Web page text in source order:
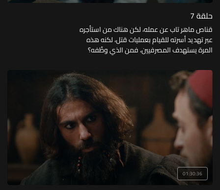
حلقة 7
قناص ماهر تاب عن عمله، لكن هناك من استأجره
عبر تهديد أسرته للقيام بعمليات قتل، لكنه هذه
المرة يستهدف المصرفيين، فمن الذي وظّفه؟
01:30:36